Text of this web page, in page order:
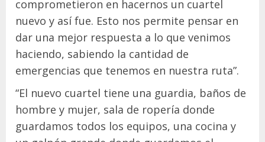
comprometieron en hacernos un cuartel
nuevo y así fue. Esto nos permite pensar en
dar una mejor respuesta a lo que venimos
haciendo, sabiendo la cantidad de
emergencias que tenemos en nuestra ruta”.
“El nuevo cuartel tiene una guardia, baños de
hombre y mujer, sala de ropería donde
guardamos todos los equipos, una cocina y